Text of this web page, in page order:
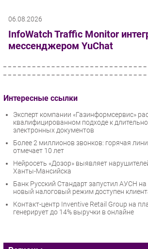
06.08.2026
InfoWatch Traffic Monitor
мессенджером YuChat
Интересные ссылки
Эксперт компании «Газинформсервис»
квалифицированном подходе к
электронных документов
Более 2 миллионов звонков: горячая
отмечает 10 лет
Нейросеть «Дозор» выявляет
Ханты-Мансийска
Банк Русский Стандарт запустил АУСН на
новый налоговый режим доступен
Контакт-центр Inventive Retail Group на
генерирует до 14% выручки в онлайне